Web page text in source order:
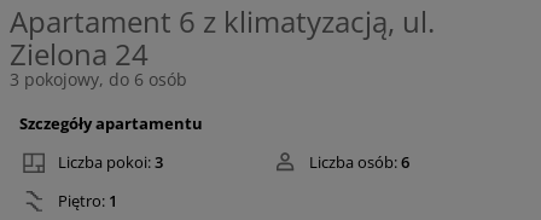
Apartament 6 z klimatyzacją, ul.
Zielona 24
3 pokojowy, do 6 osób
Szczegóły apartamentu
Liczba pokoi:3 Liczba osób:6
Piętro: 1